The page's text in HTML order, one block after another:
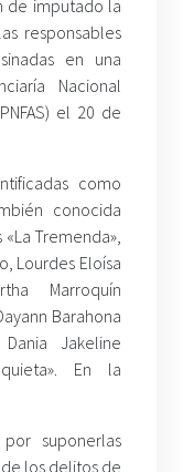
de imputado la
responsables
en una
Nacional
el 20 de
como
conocida
Tremenda»,
Lourdes Eloísa
Marroquín
Barahona
Jakeline
En la
suponerlas
los delitos de